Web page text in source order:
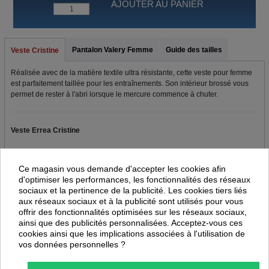
AJOUTER AU PANIER
Veste Cristine Pantalon Valery Femme Guide des tailles
Réalisée avec de la matière textile ultra résistante, cette veste pour femme
est parfaitement taillée pour les entraînements. Son intérieur brossé vous
permet de rester à l'abri lorsque le mercure commence à chuter.
Veste Errea Cristine
Coupe femme
Poignets avec binding élastique
Poches latérales avec zip
Empiècements latéraux en contraste
Composition :PIQUET 100% polyester - 215 g/mq / FULL 100% polyester -
240 g/mq
Ce magasin vous demande d'accepter les cookies afin
d'optimiser les performances, les fonctionnalités des réseaux
sociaux et la pertinence de la publicité. Les cookies tiers liés
aux réseaux sociaux et à la publicité sont utilisés pour vous
offrir des fonctionnalités optimisées sur les réseaux sociaux,
ainsi que des publicités personnalisées. Acceptez-vous ces
cookies ainsi que les implications associées à l'utilisation de
vos données personnelles ?